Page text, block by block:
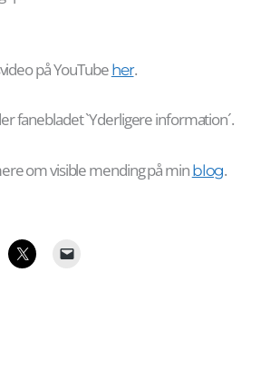
på YouTube her.
fanebladet `Yderligere information´.
om visible mending på min blog.